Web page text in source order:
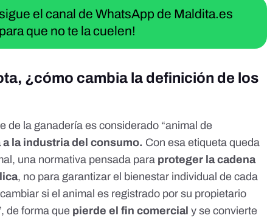
el canal de WhatsApp de Maldita.es
para que no te la cuelen!
¿cómo cambia la definición de los
de la ganadería es considerado “animal de
a la industria del consumo. Con esa etiqueta queda
, una normativa pensada para proteger la cadena
, no para garantizar el bienestar individual de cada
si el animal es registrado por su propietario
de forma que pierde el fin comercialy se convierte